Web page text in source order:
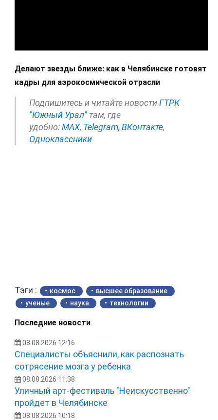
Делают звезды ближе: как в Челябинске готовят
кадры для аэрокосмической отрасли
Подпишитесь и читайте новостиГТРК
"Южный Урал" там, где
удобно:МАХ, Telegram, ВКонтакте,
Одноклассники
Тэги : космос
высшее образование
ученые
наука технологии
Последние новости
08.08.2026 12:16
Специалисты объяснили, как распознать
сотрясение мозга у ребенка
08.08.2026 11:38
Уличный арт-фестиваль "Неискусственно"
пройдет в Челябинске
08.08.2026 10:18